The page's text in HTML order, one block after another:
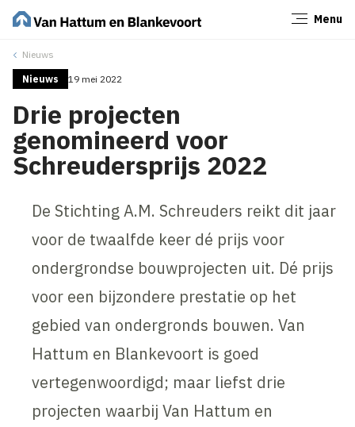
Menu
Nieuws
Nieuws 19 mei 2022
Drie projecten
genomineerd voor
Schreudersprijs 2022
De Stichting A.M. Schreuders reikt dit jaar
voor de twaalfde keer dé prijs voor
ondergrondse bouwprojecten uit. Dé prijs
voor een bijzondere prestatie op het
gebied van ondergronds bouwen. Van
Hattum en Blankevoort is goed
vertegenwoordigd; maar liefst drie
projecten waarbij Van Hattum en
Sluiten